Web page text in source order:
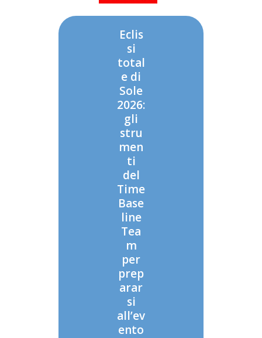
Eclis
si
total
e di
Sole
2026:
gli
stru
men
ti
del
Time
Base
line
Tea
m
per
prep
arar
si
all’ev
ento